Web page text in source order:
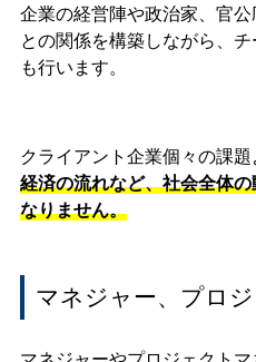
企業の経営陣や政治家、官
との関係を構築しながら、
も行います。
クライアント企業個々の課題
経済の流れなど、社会全体
なりません。
マネジャー、プロ